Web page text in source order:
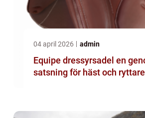
04 april 2026 admin
Equipe dressyrsadel en genomtänkt
satsning för häst och ryttare